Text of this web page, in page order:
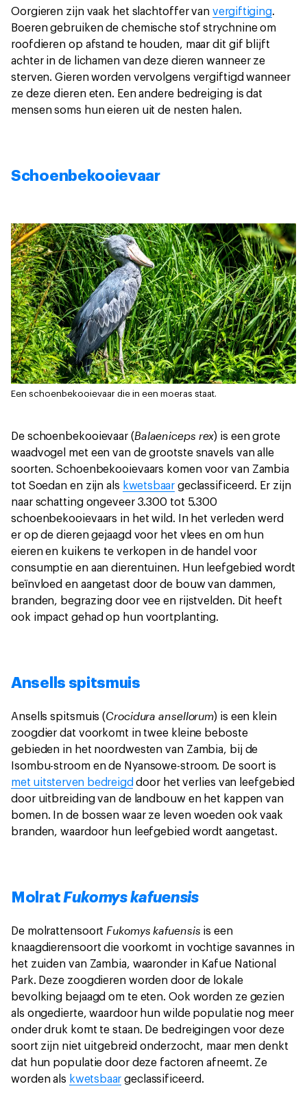
Oorgieren zijn vaak het slachtoffer van vergiftiging.
Boeren gebruiken de chemische stof strychnine om
roofdieren op afstand te houden, maar dit gif blijft
achter in de lichamen van deze dieren wanneer ze
sterven. Gieren worden vervolgens vergiftigd wanneer
ze deze dieren eten. Een andere bedreiging is dat
mensen soms hun eieren uit de nesten halen.
Schoenbekooievaar
Een schoenbekooievaar die in een moeras staat.
De schoenbekooievaar (Balaeniceps rex) is een grote
waadvogel met een van de grootste snavels van alle
soorten. Schoenbekooievaars komen voor van Zambia
tot Soedan en zijn als kwetsbaargeclassificeerd. Er zijn
naar schatting ongeveer 3.300 tot 5.300
schoenbekooievaars in het wild. In het verleden werd
er op de dieren gejaagd voor het vlees en om hun
eieren en kuikens te verkopen in de handel voor
consumptie en aan dierentuinen. Hun leefgebied wordt
beïnvloed en aangetast door de bouw van dammen,
branden, begrazing door vee en rijstvelden. Dit heeft
ook impact gehad op hun voortplanting.
Ansells spitsmuis
Ansells spitsmuis (Crocidura ansellorum) is een klein
zoogdier dat voorkomt in twee kleine beboste
gebieden in het noordwesten van Zambia, bij de
Isombu-stroom en de Nyansowe-stroom. De soort is
met uitsterven bedreigd door het verlies van leefgebied
door uitbreiding van de landbouw en het kappen van
bomen. In de bossen waar ze leven woeden ook vaak
branden, waardoor hun leefgebied wordt aangetast.
MolratFukomys kafuensis
De molrattensoort Fukomys kafuensis is een
knaagdierensoort die voorkomt in vochtige savannes in
het zuiden van Zambia, waaronder in Kafue National
Park. Deze zoogdieren worden door de lokale
bevolking bejaagd om te eten. Ook worden ze gezien
als ongedierte, waardoor hun wilde populatie nog meer
onder druk komt te staan. De bedreigingen voor deze
soort zijn niet uitgebreid onderzocht, maar men denkt
dat hun populatie door deze factoren afneemt. Ze
worden als kwetsbaar geclassificeerd.